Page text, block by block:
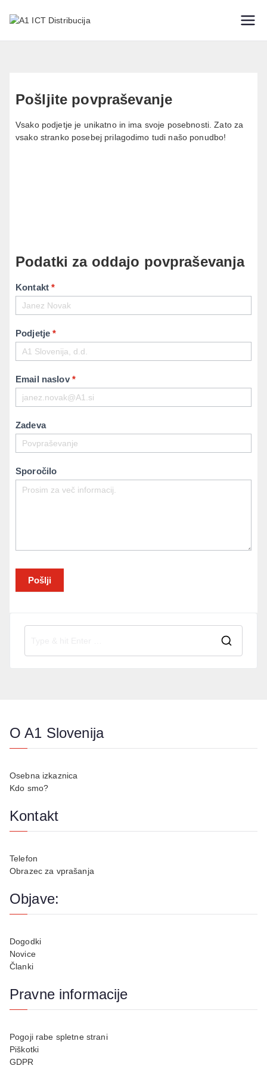
A1 ICT
Pošljite povpraševanje
Vsako podjetje je unikatno in ima svoje posebnosti. Zato za
vsako stranko posebej prilagodimo tudi našo ponudbo!
Podatki za oddajo povpraševanja
K
o
a
t
Kontakt*
Podjetje*
Email naslov *
Zadeva
Sporočilo
Pošlji
O A1 Slovenija
Osebna izkaznica
Kdo smo?
Kontakt
Telefon
Obrazec za vprašanja
Objave:
Dogodki
Novice
Članki
Pravne informacije
Pogoji rabe spletne strani
Piškotki
GDPR